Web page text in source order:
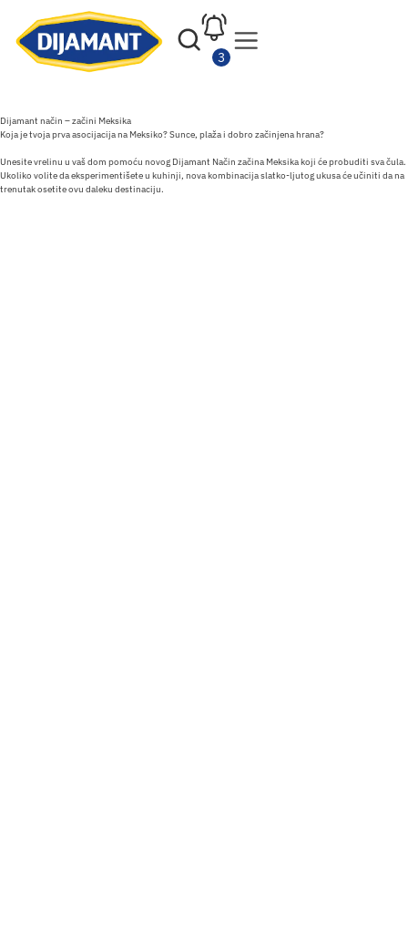
Dijamant način – začini Meksika
Koja je tvoja prva asocijacija na Meksiko? Sunce, plaža i dobro začinjena hrana?
Unesite vrelinu u vaš dom pomoću novog Dijamant Način začina Meksika koji će probuditi sva čula.
Ukoliko volite da eksperimentišete u kuhinji, nova kombinacija slatko-ljutog ukusa će učiniti da na
trenutak osetite ovu daleku destinaciju.